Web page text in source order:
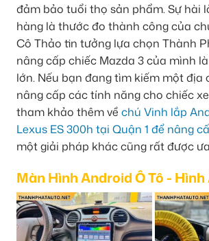
đảm bảo tuổi thọ sản phẩm. Sự hài
hàng là thước đo thành công của
Cô Thảo tin tưởng lựa chọn Thành
nâng cấp chiếc Mazda 3 của mình
lớn. Nếu bạn đang tìm kiếm một địa
nâng cấp các tính năng cho chiếc
tham khảo thêm về chú Vinh lắp
Lexus ES 300h tại Quận 1 để nâng
một giải pháp khác cũng rất được
Màn Hình Android Ô Tô -